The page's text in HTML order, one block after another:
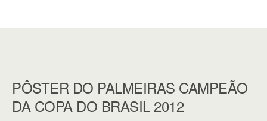
PÔSTER DO PALMEIRAS CAMPEÃO
DA COPA DO BRASIL 2012